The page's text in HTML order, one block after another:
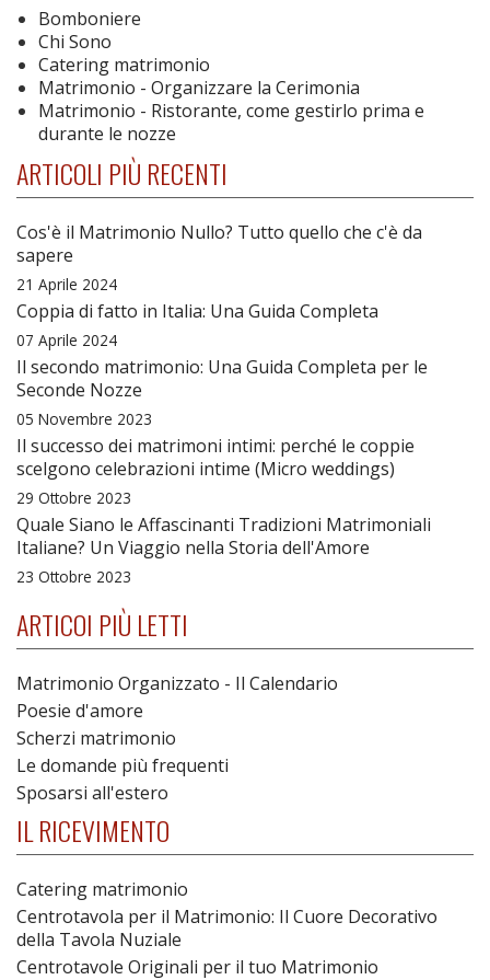
Bomboniere
Chi Sono
Catering matrimonio
Matrimonio - Organizzare la Cerimonia
Matrimonio - Ristorante, come gestirlo prima e
durante le nozze
ARTICOLI PIÙ RECENTI
Cos'è il Matrimonio Nullo? Tutto quello che c'è da
sapere
21 Aprile 2024
Coppia di fatto in Italia: Una Guida Completa
07 Aprile 2024
Il secondo matrimonio: Una Guida Completa per le
Seconde Nozze
05 Novembre 2023
Il successo dei matrimoni intimi: perché le coppie
scelgono celebrazioni intime (Micro weddings)
29 Ottobre 2023
Quale Siano le Affascinanti Tradizioni Matrimoniali
Italiane? Un Viaggio nella Storia dell'Amore
23 Ottobre 2023
ARTICOI PIÙ LETTI
Matrimonio Organizzato - Il Calendario
Poesie d'amore
Scherzi matrimonio
Le domande più frequenti
Sposarsi all'estero
IL RICEVIMENTO
Catering matrimonio
Centrotavola per il Matrimonio: Il Cuore Decorativo
della Tavola Nuziale
Centrotavole Originali per il tuo Matrimonio